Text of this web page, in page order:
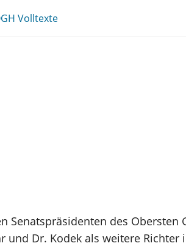
Volltexte
Senatspräsidenten des
Dr. Kodek als weitere